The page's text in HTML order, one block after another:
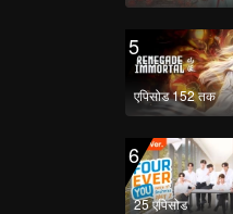
5
एपिसोड 152 तक
6
25 एपिसोड